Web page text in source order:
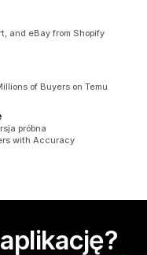
and eBay from Shopify
of Buyers on Temu
próbna
with Accuracy